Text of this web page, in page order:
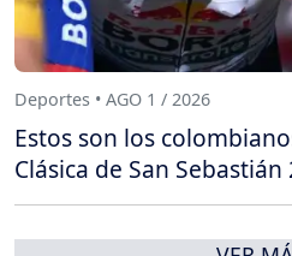
Deportes • AGO 1 / 2026
Estos son los
Clásica de San Sebastián